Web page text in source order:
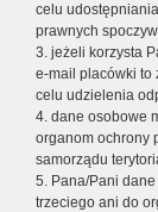
celu
prawnych
3. jeżeli korzysta
e-mail placówki to
celu udzielenia
4. dane osobowe
organom ochrony
samorządu
5. Pana/Pani
trzeciego ani do